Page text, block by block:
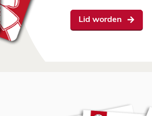
Lid worden